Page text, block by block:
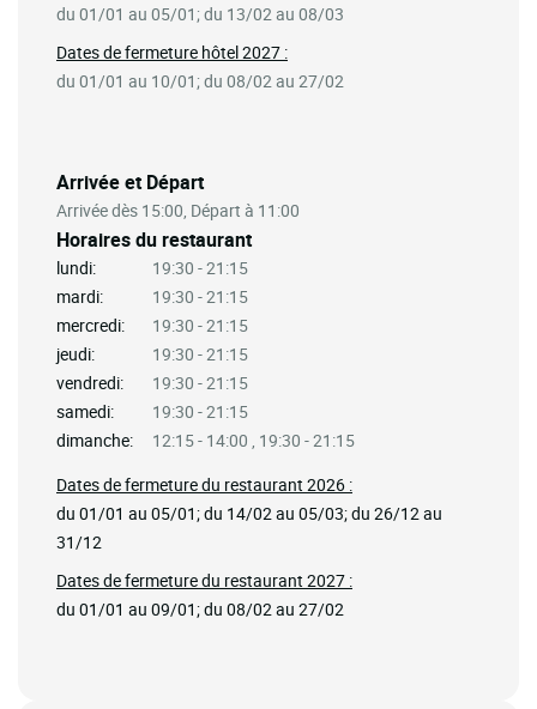
Arrivée et Départ
Arrivée dès 15:00, Départ à 11:00
Horaires du restaurant
lundi:
19:30 - 21:15
mardi:
19:30 - 21:15
mercredi:
19:30 - 21:15
jeudi:
19:30 - 21:15
vendredi:
19:30 - 21:15
samedi:
19:30 - 21:15
dimanche:
12:15 - 14:00 , 19:30 - 21:15
Dates de fermeture du restaurant 2026 :
du 01/01 au 05/01; du 14/02 au 05/03; du 26/12 au
31/12
Dates de fermeture du restaurant 2027 :
du 01/01 au 09/01; du 08/02 au 27/02
du 01/01 au 05/01; du 13/02 au 08/03
Dates de fermeture hôtel 2027 :
du 01/01 au 10/01; du 08/02 au 27/02